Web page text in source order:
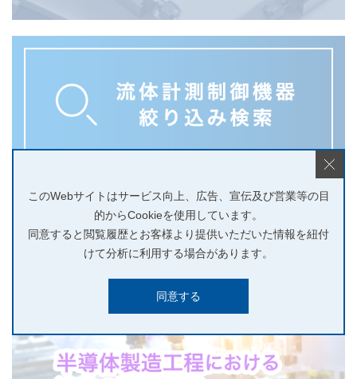
このWebサイトはサービス向上、広告、宣伝及び営業等の目
的からCookieを使用しています。
同意すると閲覧履歴とお客様より提供いただいた情報を紐付
けて分析に利用する場合があります。
同意する